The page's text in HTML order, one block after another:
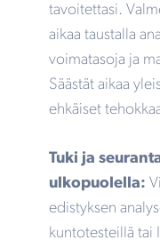
tavoitettasi.
aikaa taustalla
voimatasoja ja
Säästät aikaa
ehkäiset
Tuki ja
ulkopuolella:
edistyksen
kuntotesteillä tai